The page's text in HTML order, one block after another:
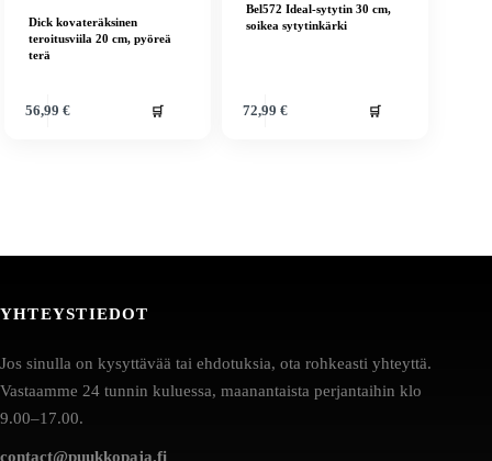
Dick kovateräksinen
teroitusviila 20 cm, pyöreä
terä
56,99 € 🛒
Bel572 Ideal-sytytin 30 cm,
soikea sytytinkärki
72,99 € 🛒
YHTEYSTIEDOT
Jos sinulla on kysyttävää tai ehdotuksia, ota rohkeasti yhteyttä.
Vastaamme 24 tunnin kuluessa, maanantaista perjantaihin klo
9.00–17.00.
contact@puukkopaja.fi